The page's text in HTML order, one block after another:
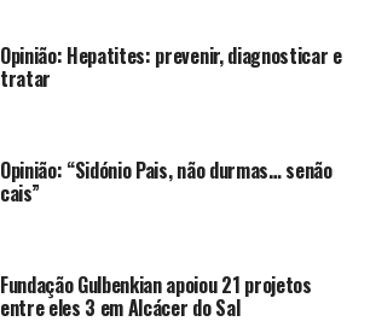
Opinião: Hepatites: prevenir, diagnosticar e
tratar
Opinião: “Sidónio Pais, não durmas… senão
cais”
Fundação Gulbenkian apoiou 21 projetos
entre eles 3 em Alcácer do Sal